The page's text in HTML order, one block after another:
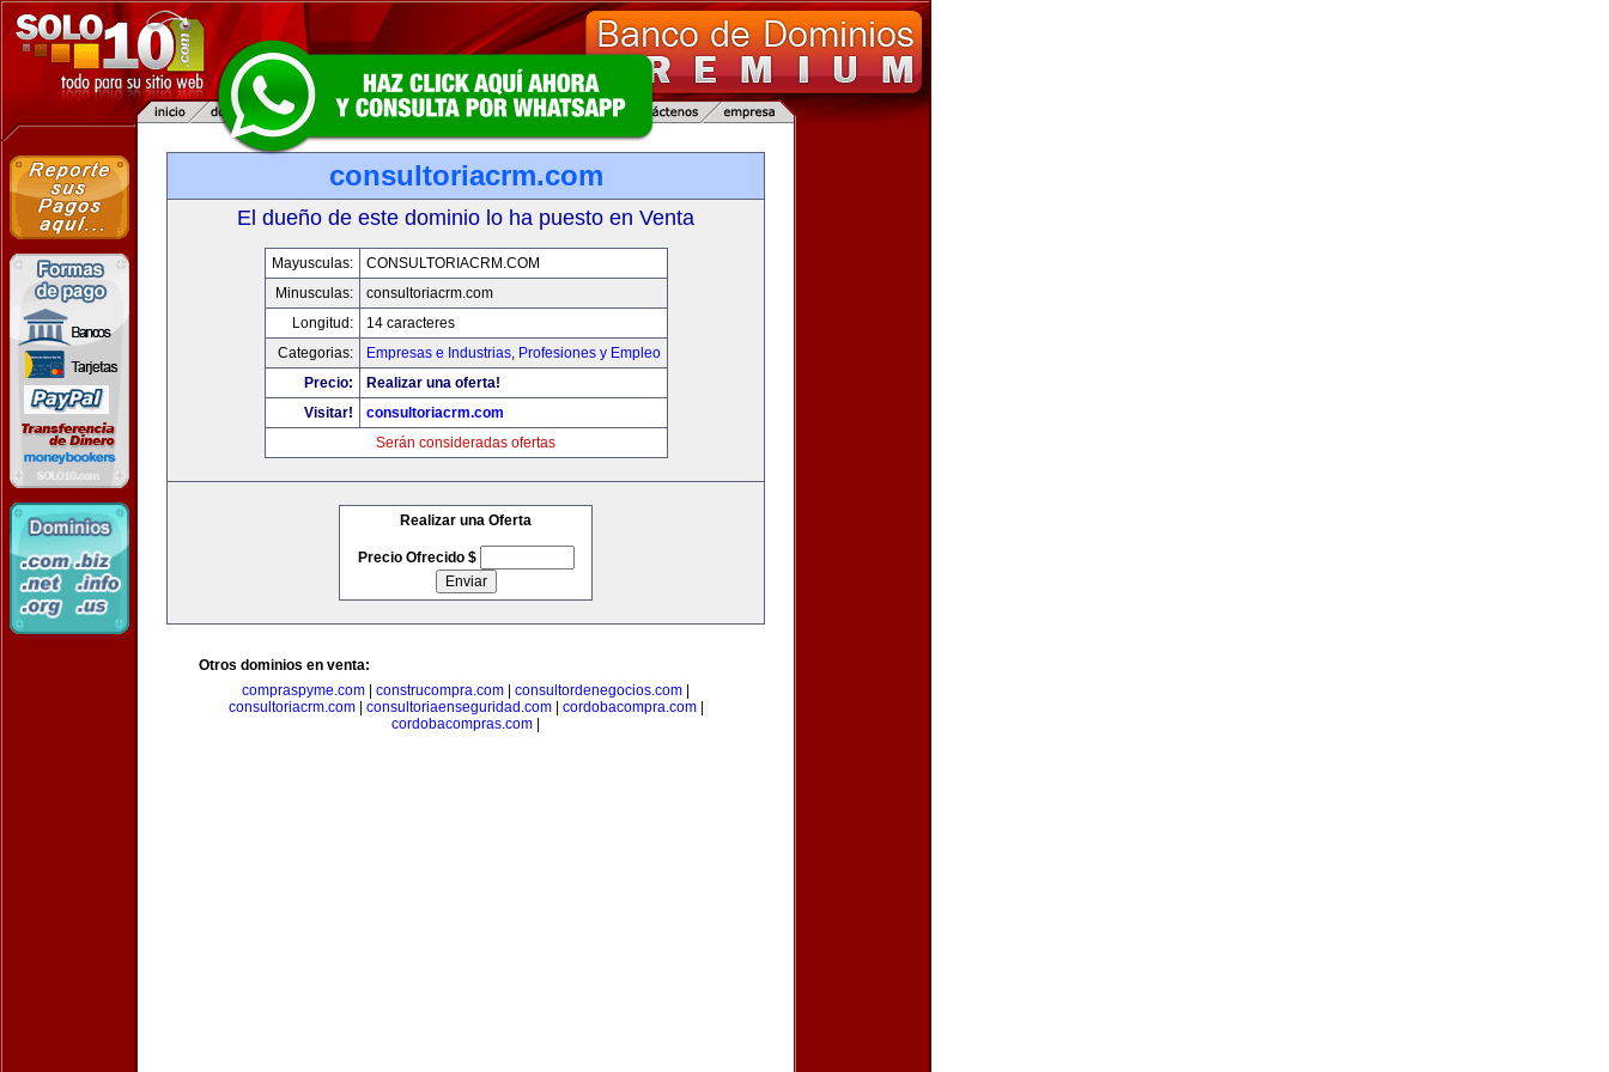
consultoriacrm.com
El dueño de este dominio lo ha puesto en Venta
Mayusculas:
CONSULTORIACRM.COM
Minusculas:
consultoriacrm.com
Longitud:
14 caracteres
Categorias:
Empresas e Industrias, Profesiones y Empleo
Precio:
Realizar una oferta!
Visitar!
consultoriacrm.com
Serán consideradas ofertas
Realizar una Oferta
Precio Ofrecido $
Otros dominios en venta:
compraspyme.com
construcompra.com consultordenegocios.com
consultoriacrm.com| consultoriaenseguridad.com| cordobacompra.com|
cordobacompras.com